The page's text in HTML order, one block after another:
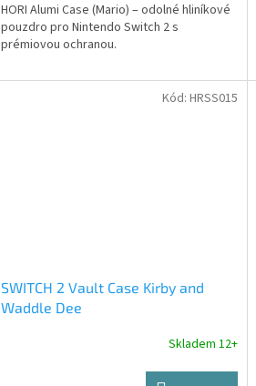
HORI Alumi Case (Mario) – odolné hliníkové
pouzdro pro Nintendo Switch 2 s
prémiovou ochranou.
SWITCH 2 Vault Case Kirby and
Waddle Dee
Skladem 12+
Kód: HRSS015